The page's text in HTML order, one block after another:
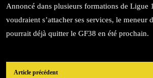
Annoncé dans plusieurs formations de Ligue
voudraient s’attacher ses services, le meneur
pourrait déjà quitter le GF38 en été prochain.
Article précédent